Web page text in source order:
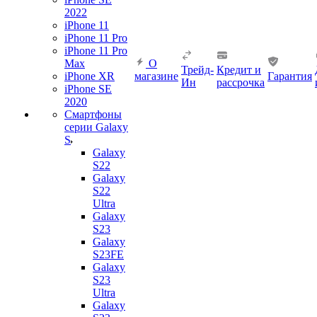
2022
iPhone 11
iPhone 11 Pro
iPhone 11 Pro
Max
iPhone XR
iPhone SE
2020
Смартфоны
серии Galaxy
S
Galaxy
S22
Galaxy
S22
Ultra
Galaxy
S23
Galaxy
S23FE
Galaxy
S23
Ultra
Galaxy
О
магазине
Трейд-
Ин
Кредит и
рассрочка
Гарантия